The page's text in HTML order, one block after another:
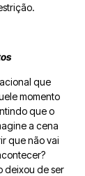
que
momento
que o
a cena
que não vai
deixou de ser